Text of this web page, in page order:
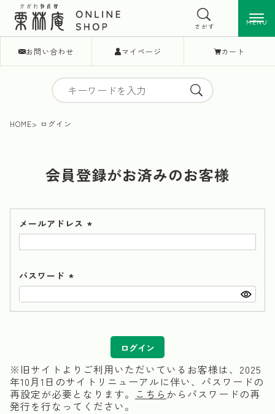
お問い合わせ マイページ カート
MENU
さがす MENU
HOME ログイン
会員登録がお済みのお客様
メールアドレス
(必
須)
パスワード
(必
須)
ログイン
※旧サイトよりご利用いただいているお客様は、2025
年10月1日のサイトリニューアルに伴い、パスワードの
再設定が必要となります。 こちら からパスワードの再
発行を行なってください。